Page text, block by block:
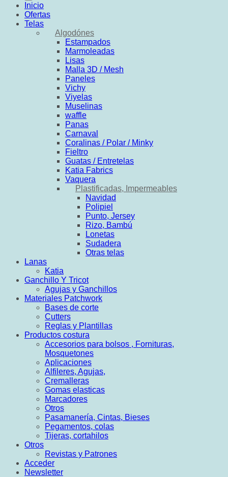
Inicio
Ofertas
Telas
Algodónes
Estampados
Marmoleadas
Lisas
Malla 3D / Mesh
Paneles
Vichy
Viyelas
Muselinas
waffle
Panas
Carnaval
Coralinas / Polar / Minky
Fieltro
Guatas / Entretelas
Katia Fabrics
Vaquera
Plastificadas, Impermeables
Navidad
Polipiel
Punto, Jersey
Rizo, Bambú
Lonetas
Sudadera
Otras telas
Lanas
Katia
Ganchillo Y Tricot
Agujas y Ganchillos
Materiales Patchwork
Bases de corte
Cutters
Reglas y Plantillas
Productos costura
Accesorios para bolsos , Fornituras,
Mosquetones
Aplicaciones
Alfileres, Agujas,
Cremalleras
Gomas elasticas
Marcadores
Otros
Pasamanería, Cintas, Bieses
Pegamentos, colas
Tijeras, cortahilos
Otros
Revistas y Patrones
Acceder
Newsletter